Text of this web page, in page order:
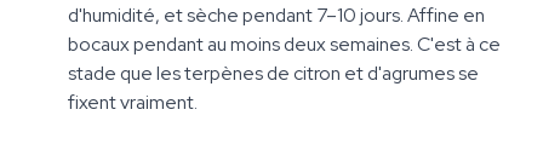
d'humidité, et sèche pendant 7–10 jours. Affine en
bocaux pendant au moins deux semaines. C'est à ce
stade que les terpènes de citron et d'agrumes se
fixent vraiment.